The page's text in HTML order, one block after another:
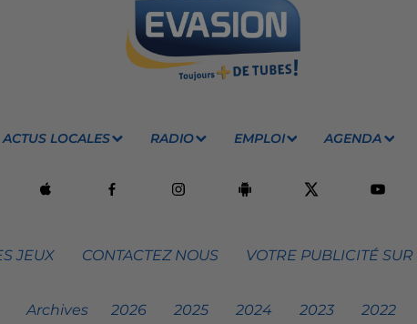
ACTUS LOCALES RADIO EMPLOI AGENDA
JEUX CONTACTEZ NOUS VOTRE PUBLICITÉ
Archives 2026 2025 2024 2023 2022